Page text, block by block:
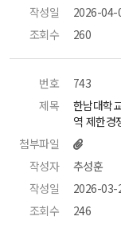
작성일
2026-04-
조회수
260
번호
743
제목
한남대학
역 제한경
첨부파일
작성자
추성훈
작성일
2026-03-
조회수
246